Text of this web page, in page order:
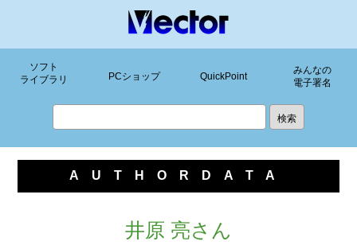
ソフト
ライブラリ
PCショップ QuickPoint
みんなの
電子署名
AUTHORDATA
井原 亮さん